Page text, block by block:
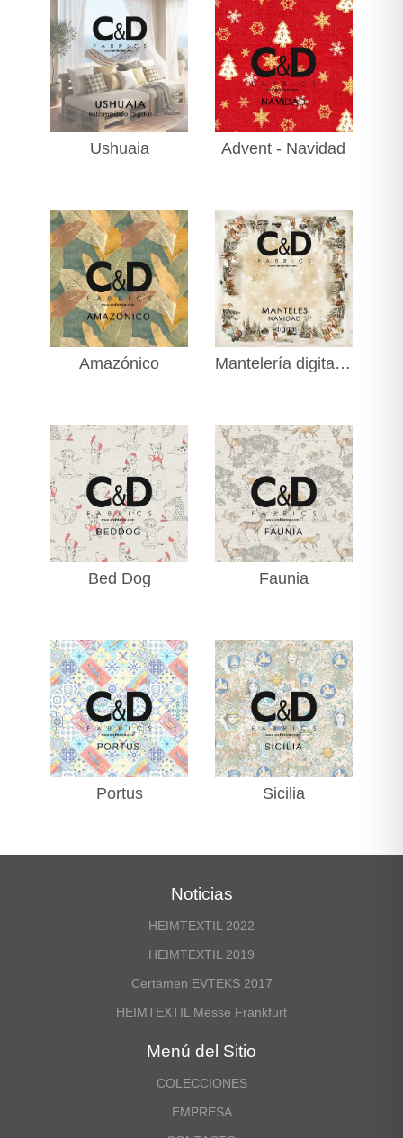
Ushuaia Advent - Navidad
Amazónico Mantelería digital navidad
Bed Dog Faunia
Portus Sicilia
Noticias
HEIMTEXTIL 2022
HEIMTEXTIL 2019
Certamen EVTEKS 2017
HEIMTEXTIL Messe Frankfurt
Menú del Sitio
COLECCIONES
EMPRESA